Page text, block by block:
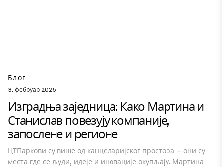
Блог
3. фебруар 2025
Изградња заједница: Како Мартина и
Станислав повезују компаније,
запослене и регионе
ЦТПаркови су више од канцеларијског простора – они су
места где се људи, идеје и иновације окупљају. Мартина